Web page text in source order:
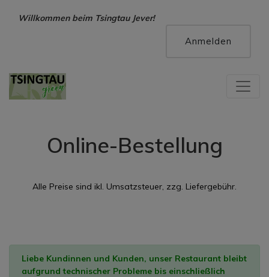
Hallo, Gast !
Anmelden
Online-Bestellung
Alle Preise sind ikl. Umsatzsteuer, zzg. Liefergebühr.
Liebe Kundinnen und Kunden, unser Restaurant bleibt
aufgrund technischer Probleme bis einschließlich